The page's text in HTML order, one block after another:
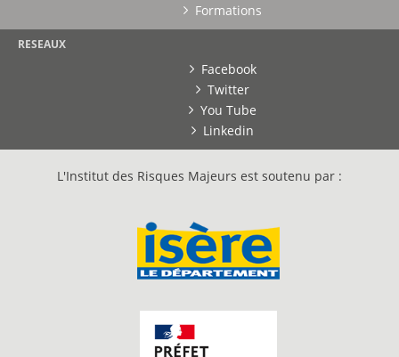
Formations
RESEAUX
Facebook
Twitter
You Tube
Linkedin
L'Institut des Risques Majeurs est soutenu par :